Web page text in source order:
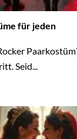
für jeden
Seid...